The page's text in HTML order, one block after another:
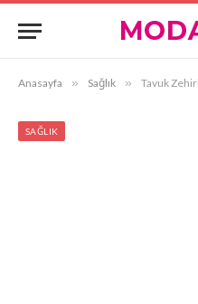
Anasayfa » Sağlık » Tavuk
SAĞLIK